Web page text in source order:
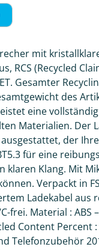
mit
RCS (Recycled
Gesamter
des
eine
Materialien. Der
der
für eine
klaren Klang. Mit
Verpackt in
Ladekabel aus
frei. Material : ABS
Content Percent
Telefonzubehör